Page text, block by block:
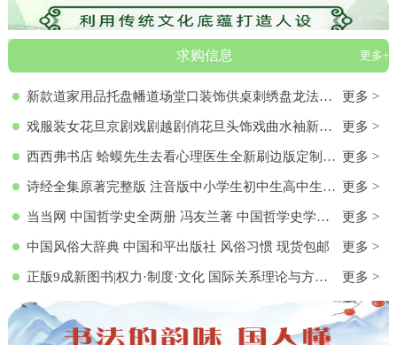
求购信息 更多+
新款道家用品托盘幡道场堂口装饰供桌刺绣盘龙法器香盘幡全套 更多 >
戏服装女花旦京剧戏剧越剧俏花旦头饰戏曲水袖新款黄梅戏服演出服 更多 >
西西弗书店 蛤蟆先生去看心理医生全新刷边版定制书特装书收藏书蛤蟆先生去看心理医生(纪念版) 白边版本 心理学入门 零基础心理学 更多 >
诗经全集原著完整版 注音版中小学生初中生高中生成人无删减305首诗经楚辞详解版拼音注析 中华藏书局译注解析鉴赏古诗词诠译书 更多 >
当当网 中国哲学史全两册 冯友兰著 中国哲学史学科的奠基之作 附录《中国哲学小史》 冯友兰之女宗璞首肯 正版书籍 更多 >
中国风俗大辞典 中国和平出版社 风俗习惯 现货包邮 更多 >
正版9成新图书|权力·制度·文化 国际关系理论与方法研究文集(第 更多 >